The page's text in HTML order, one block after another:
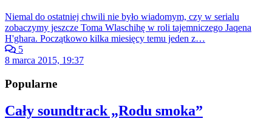
Niemal do ostatniej chwili nie było wiadomym, czy w serialu
zobaczymy jeszcze Toma Wlaschihę w roli tajemniczego Jaqena
H'ghara. Początkowo kilka miesięcy temu jeden z…
5
8 marca 2015, 19:37
Popularne
Cały soundtrack „Rodu smoka”